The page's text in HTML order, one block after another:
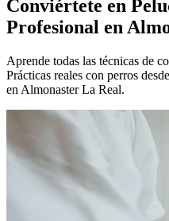
Conviértete en
Profesional en
Aprende todas las técnicas de
Prácticas reales con perros
en Almonaster La Real.